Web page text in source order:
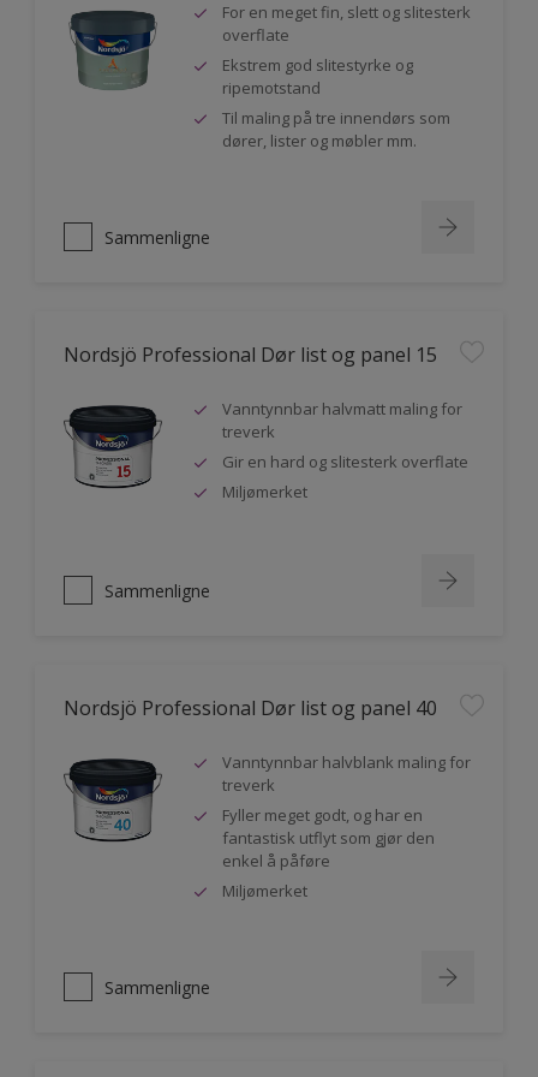
For en meget fin, slett og slitesterk
overflate
Ekstrem god slitestyrke og
ripemotstand
Til maling på tre innendørs som
dører, lister og møbler mm.
Sammenligne
Nordsjö Professional Dør list og panel 15
Vanntynnbar halvmatt maling for
treverk
Gir en hard og slitesterk overflate
Miljømerket
Sammenligne
Nordsjö Professional Dør list og panel 40
Vanntynnbar halvblank maling for
treverk
Fyller meget godt, og har en
fantastisk utflyt som gjør den
enkel å påføre
Miljømerket
Sammenligne